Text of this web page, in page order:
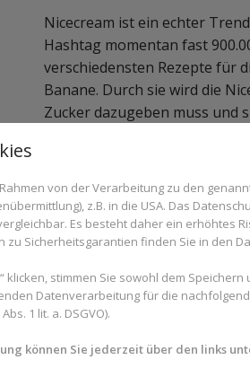
Nicecream ist ein echter
Hashtag momentan fast
verschiedensten Rezepte für
Banane. Durch sie wird die
Zucker dazugeben muss und
Kalium und die Vitamine B
können, sind zum Beispiel
genauso groß wie an der
verlassen, denn Nicecream
einfach daheim machen.
Sie haben Fragen zu
und -Expertinnen aus
von der Verarbeitung zu den
z.B. in die USA. Das
Es besteht daher ein erhöhtes
zu Sicherheitsgarantien finden Sie in den
klicken, stimmen Sie sowohl dem
Datenverarbeitung für die
1 lit. a. DSGVO).
können Sie jederzeit über den links